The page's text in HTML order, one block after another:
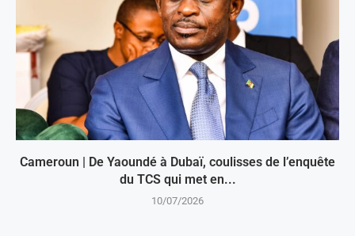
Cameroun | De Yaoundé à Dubaï, coulisses de l’enquête
du TCS qui met en...
10/07/2026